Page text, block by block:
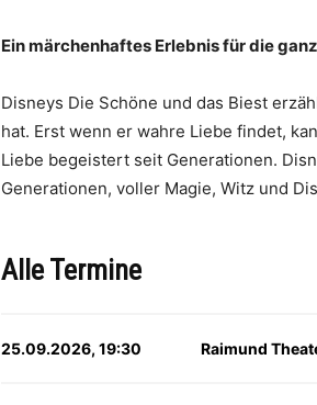
Ein märchenhaftes Erlebnis für die
Disneys Die Schöne und das Biest
hat. Erst wenn er wahre Liebe findet,
Liebe begeistert seit Generationen.
Generationen, voller Magie, Witz und
Alle Termine
25.09.2026, 19:30 Raimund